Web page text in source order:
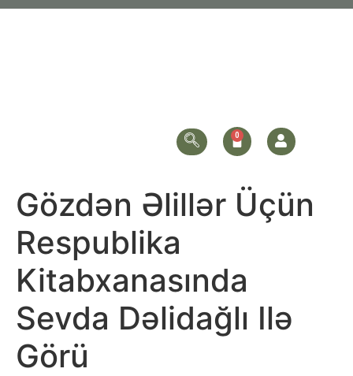
Gözdən Əlillər Üçün
Respublika
Kitabxanasında
Sevda Dəlidağlı Ilə
Görü